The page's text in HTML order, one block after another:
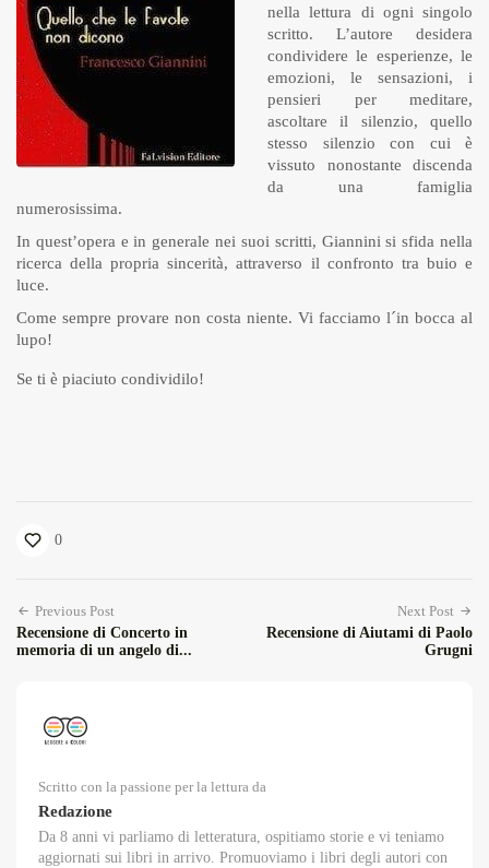
nella lettura di ogni singolo
scritto. L’autore desidera
condividere le esperienze, le
emozioni, le sensazioni, i
pensieri per meditare,
ascoltare il silenzio, quello
stesso silenzio con cui è
vissuto nonostante discenda
da una famiglia
numerosissima.
In quest’opera e in generale nei suoi scritti, Giannini si sfida nella
ricerca della propria sincerità, attraverso il confronto tra buio e
luce.
Come sempre provare non costa niente. Vi facciamo l´in bocca al
lupo!
Se ti è piaciuto condividilo!
0
Previous Post
Recensione di Concerto in
memoria di un angelo di...
Next Post
Recensione di Aiutami di Paolo
Grugni
Scritto con la passione per la lettura da
Redazione
Da 8 anni vi parliamo di letteratura, ospitiamo storie e vi teniamo
aggiornati sui libri in arrivo. Promuoviamo i libri degli autori con